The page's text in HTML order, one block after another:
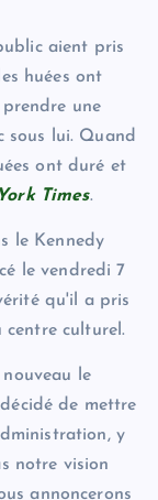
aient pris
huées ont
une
sous lui. Quand
ont duré et
Times.
le Kennedy
le vendredi 7
qu'il a pris
culturel.
le
de mettre
y
notre vision
annoncerons